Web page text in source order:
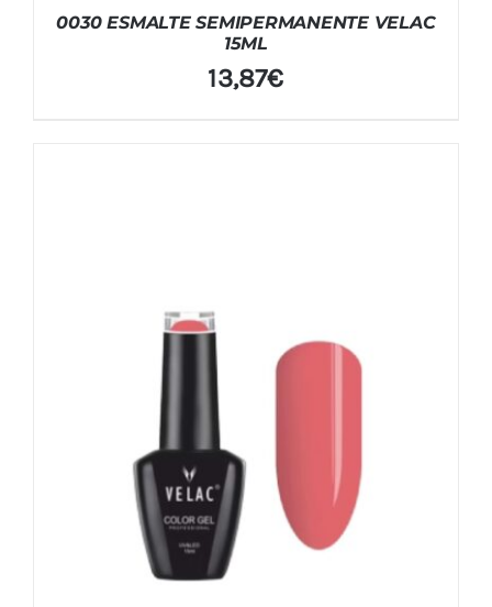
0030 ESMALTE SEMIPERMANENTE VELAC
15ML
13,87€